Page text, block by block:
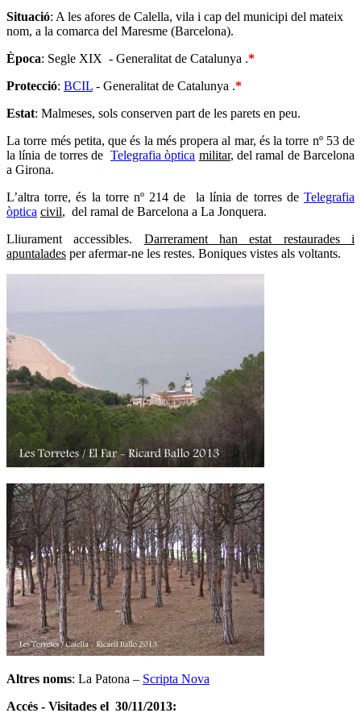
Situació: A les afores de Calella, vila i cap del municipi del mateix
nom, a la comarca del Maresme (Barcelona).
Època: Segle XIX - Generalitat de Catalunya .*
Protecció: BCIL - Generalitat de Catalunya .*
Estat: Malmeses, sols conserven part de les parets en peu.
La torre més petita, que és la més propera al mar, és la torre nº 53 de
la línia de torres de Telegrafia òptica militar, del ramal de Barcelona
a Girona.
L’altra torre, és la torre nº 214 de la línia de torres de Telegrafia
òptica civil, del ramal de Barcelona a La Jonquera.
Lliurament accessibles. Darrerament han estat restaurades i
apuntalades per afermar-ne les restes. Boniques vistes als voltants.
Altres noms: La Patona – Scripta Nova
Accés - Visitades el 30/11/2013: